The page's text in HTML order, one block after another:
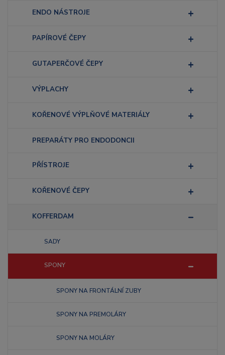
ENDO NÁSTROJE
PAPÍROVÉ ČEPY
GUTAPERČOVÉ ČEPY
VÝPLACHY
KOŘENOVÉ VÝPLŇOVÉ MATERIÁLY
PREPARÁTY PRO ENDODONCII
PŘÍSTROJE
KOŘENOVÉ ČEPY
KOFFERDAM
SADY
SPONY
SPONY NA FRONTÁLNÍ ZUBY
SPONY NA PREMOLÁRY
SPONY NA MOLÁRY